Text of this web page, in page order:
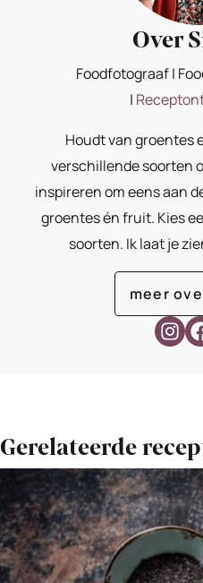
Over
Foodfotograaf |
|
Houdt van groentes
verschillende soorten
inspireren om eens aan
groentes én fruit. Kies
soorten. Ik laat je
meer
Gerelateerde
Bekijk
Groene
smoothiebowl
met